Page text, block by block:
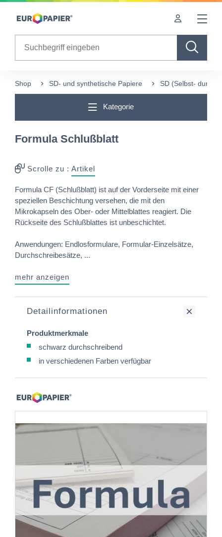
Table Of Content
Ergänzende Produkte
Shop SD- und synthetische Papiere SD (Selbst-
Kategorie
Formula Schlußblatt
Scrolle zu : Artikel
Formula CF (Schlußblatt) ist auf der Vorderseite mit einer
speziellen Beschichtung versehen, die mit den
Mikrokapseln des Ober- oder Mittelblattes reagiert. Die
Rückseite des Schlußblattes ist unbeschichtet.
Anwendungen: Endlosformulare, Formular-Einzelsätze,
Durchschreibesätze, ...
mehr anzeigen
Detailinformationen
Produktmerkmale
schwarz durchschreibend
in verschiedenen Farben verfügbar